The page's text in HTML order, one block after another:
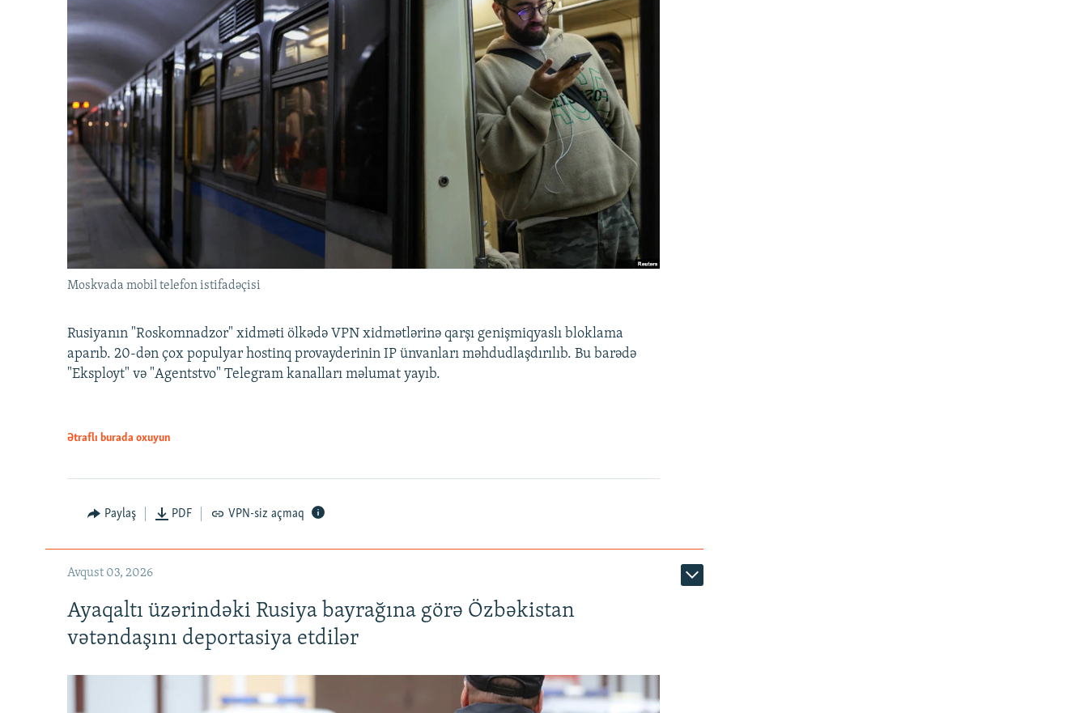
Moskvada mobil telefon istifadəçisi
Rusiyanın "Roskomnadzor" xidməti ölkədə VPN xidmətlərinə qarşı genişmiqyaslı bloklama
aparıb. 20-dən çox populyar hostinq provayderinin IP ünvanları məhdudlaşdırılıb. Bu barədə
"Eksployt" və "Agentstvo" Telegram kanalları məlumat yayıb.
Ətraflı burada oxuyun
Paylaş PDF VPN-siz açmaq
Avqust 03, 2026
Ayaqaltı üzərindəki Rusiya bayrağına görə Özbəkistan
vətəndaşını deportasiya etdilər